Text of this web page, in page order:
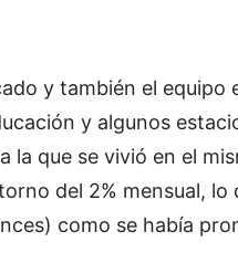
y también el
y algunos
la que se vivió en el
del 2% mensual,
como se había